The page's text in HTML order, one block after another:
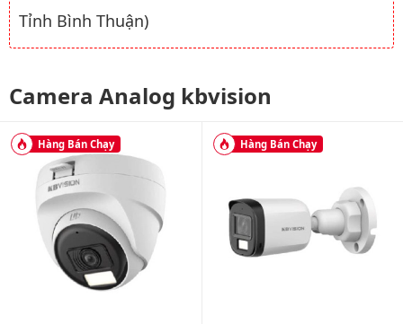
Tỉnh Bình Thuận)
Camera Analog kbvision
Hàng Bán Chạy Hàng Bán Chạy